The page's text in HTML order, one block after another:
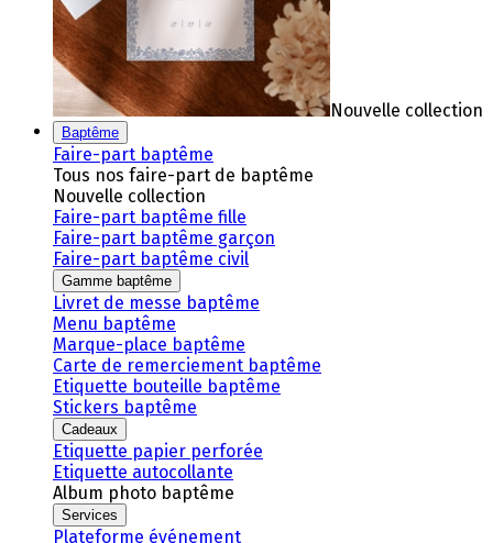
Nouvelle collection
Baptême
Faire-part baptême
Tous nos faire-part de baptême
Nouvelle collection
Faire-part baptême fille
Faire-part baptême garçon
Faire-part baptême civil
Gamme baptême
Livret de messe baptême
Menu baptême
Marque-place baptême
Carte de remerciement baptême
Etiquette bouteille baptême
Stickers baptême
Cadeaux
Etiquette papier perforée
Etiquette autocollante
Album photo baptême
Services
Plateforme événement